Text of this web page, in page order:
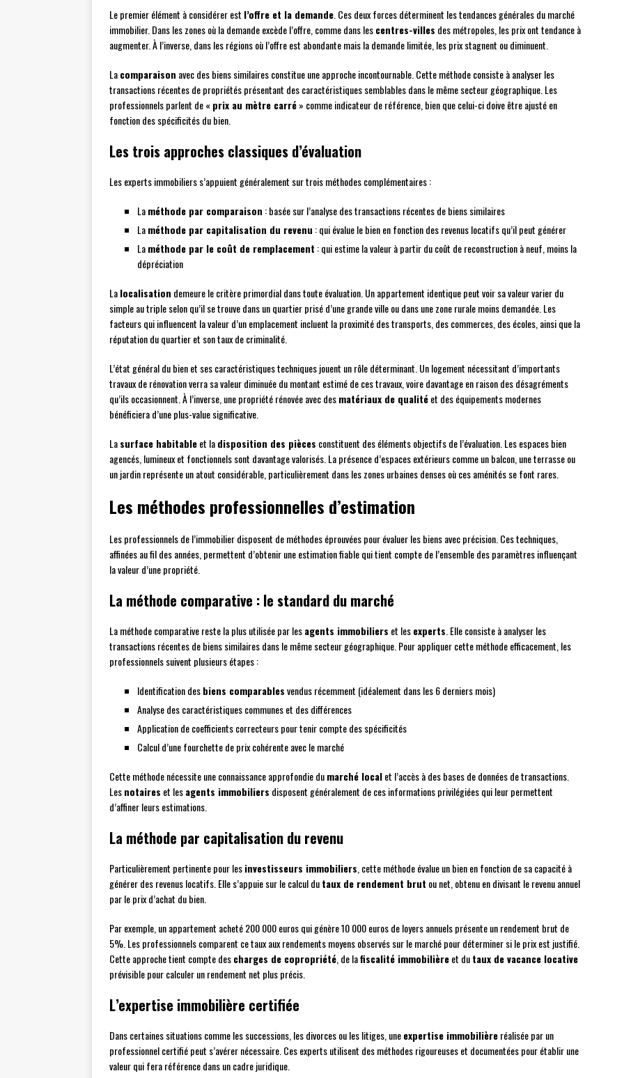
Le premier élément à considérer est l’offre et la demande . Ces deux forces déterminent les tendances générales du marché
immobilier. Dans les zones où la demande excède l’offre, comme dans lescentres-villes des métropoles, les prix ont tendance à
augmenter. À l’inverse, dans les régions où l’offre est abondante mais la demande limitée, les prix stagnent ou diminuent.
Lacomparaison avec des biens similaires constitue une approche incontournable. Cette méthode consiste à analyser les
transactions récentes de propriétés présentant des caractéristiques semblables dans le même secteur géographique. Les
professionnels parlent de « prix au mètre carré» comme indicateur de référence, bien que celui-ci doive être ajusté en
fonction des spécificités du bien.
Les trois approches classiques d’évaluation
Les experts immobiliers s’appuient généralement sur trois méthodes complémentaires :
Laméthode par comparaison : basée sur l’analyse des transactions récentes de biens similaires
Laméthode par capitalisation du revenu : qui évalue le bien en fonction des revenus locatifs qu’il peut générer
Laméthode par le coût de remplacement : qui estime la valeur à partir du coût de reconstruction à neuf, moins la
dépréciation
Lalocalisation demeure le critère primordial dans toute évaluation. Un appartement identique peut voir sa valeur varier du
simple au triple selon qu’il se trouve dans un quartier prisé d’une grande ville ou dans une zone rurale moins demandée. Les
facteurs qui influencent la valeur d’un emplacement incluent la proximité des transports, des commerces, des écoles, ainsi que la
réputation du quartier et son taux de criminalité.
L’état général du bien et ses caractéristiques techniques jouent un rôle déterminant. Un logement nécessitant d’importants
travaux de rénovation verra sa valeur diminuée du montant estimé de ces travaux, voire davantage en raison des désagréments
qu’ils occasionnent. À l’inverse, une propriété rénovée avec desmatériaux de qualitéet des équipements modernes
bénéficiera d’une plus-value significative.
Lasurface habitableet ladisposition des pièces constituent des éléments objectifs de l’évaluation. Les espaces bien
agencés, lumineux et fonctionnels sont davantage valorisés. La présence d’espaces extérieurs comme un balcon, une terrasse ou
un jardin représente un atout considérable, particulièrement dans les zones urbaines denses où ces aménités se font rares.
Les méthodes professionnelles d’estimation
Les professionnels de l’immobilier disposent de méthodes éprouvées pour évaluer les biens avec précision. Ces techniques,
affinées au fil des années, permettent d’obtenir une estimation fiable qui tient compte de l’ensemble des paramètres influençant
la valeur d’une propriété.
La méthode comparative : le standard du marché
La méthode comparative reste la plus utilisée par lesagents immobiliers et lesexperts . Elle consiste à analyser les
transactions récentes de biens similaires dans le même secteur géographique. Pour appliquer cette méthode efficacement, les
professionnels suivent plusieurs étapes :
Identification desbiens comparablesvendus récemment (idéalement dans les 6 derniers mois)
Analyse des caractéristiques communes et des différences
Application de coefficients correcteurs pour tenir compte des spécificités
Calcul d’une fourchette de prix cohérente avec le marché
Cette méthode nécessite une connaissance approfondie dumarché localet l’accès à des bases de données de transactions.
Lesnotaires et lesagents immobiliers disposent généralement de ces informations privilégiées qui leur permettent
d’affiner leurs estimations.
La méthode par capitalisation du revenu
Particulièrement pertinente pour lesinvestisseurs immobiliers , cette méthode évalue un bien en fonction de sa capacité à
générer des revenus locatifs. Elle s’appuie sur le calcul dutaux de rendement brut ou net, obtenu en divisant le revenu annuel
par le prix d’achat du bien.
Par exemple, un appartement acheté 200 000 euros qui génère 10 000 euros de loyers annuels présente un rendement brut de
5%. Les professionnels comparent ce taux aux rendements moyens observés sur le marché pour déterminer si le prix est justifié.
Cette approche tient compte descharges de copropriété , de lafiscalité immobilièreet dutaux de vacance locative
prévisible pour calculer un rendement net plus précis.
L’expertise immobilière certifiée
Dans certaines situations comme les successions, les divorces ou les litiges, uneexpertise immobilièreréalisée par un
professionnel certifié peut s’avérer nécessaire. Ces experts utilisent des méthodes rigoureuses et documentées pour établir une
valeur qui fera référence dans un cadre juridique.